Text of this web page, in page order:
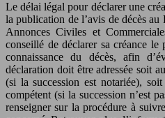
Le délai légal pour déclarer une
la publication de l’avis de décès
Annonces Civiles et
conseillé de déclarer sa créance
connaissance du décès, afin
déclaration doit être adressée soit
(si la succession est notariée),
compétent (si la succession n’est
renseigner sur la procédure à